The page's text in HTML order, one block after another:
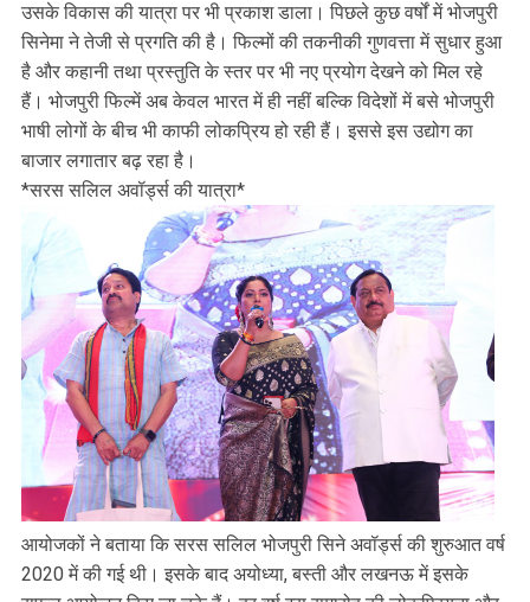
उसके विकास की यात्रा पर भी प्रकाश डाला। पिछले कुछ वर्षों में भोजपुरी
सिनेमा ने तेजी से प्रगति की है। फिल्मों की तकनीकी गुणवत्ता में सुधार हुआ
है और कहानी तथा प्रस्तुति के स्तर पर भी नए प्रयोग देखने को मिल रहे
हैं। भोजपुरी फिल्में अब केवल भारत में ही नहीं बल्कि विदेशों में बसे भोजपुरी
भाषी लोगों के बीच भी काफी लोकप्रिय हो रही हैं। इससे इस उद्योग का
बाजार लगातार बढ़ रहा है।
*सरस सलिल अवॉर्ड्स की यात्रा*
आयोजकों ने बताया कि सरस सलिल भोजपुरी सिने अवॉर्ड्स की शुरुआत वर्ष
2020 में की गई थी। इसके बाद अयोध्या, बस्ती और लखनऊ में इसके